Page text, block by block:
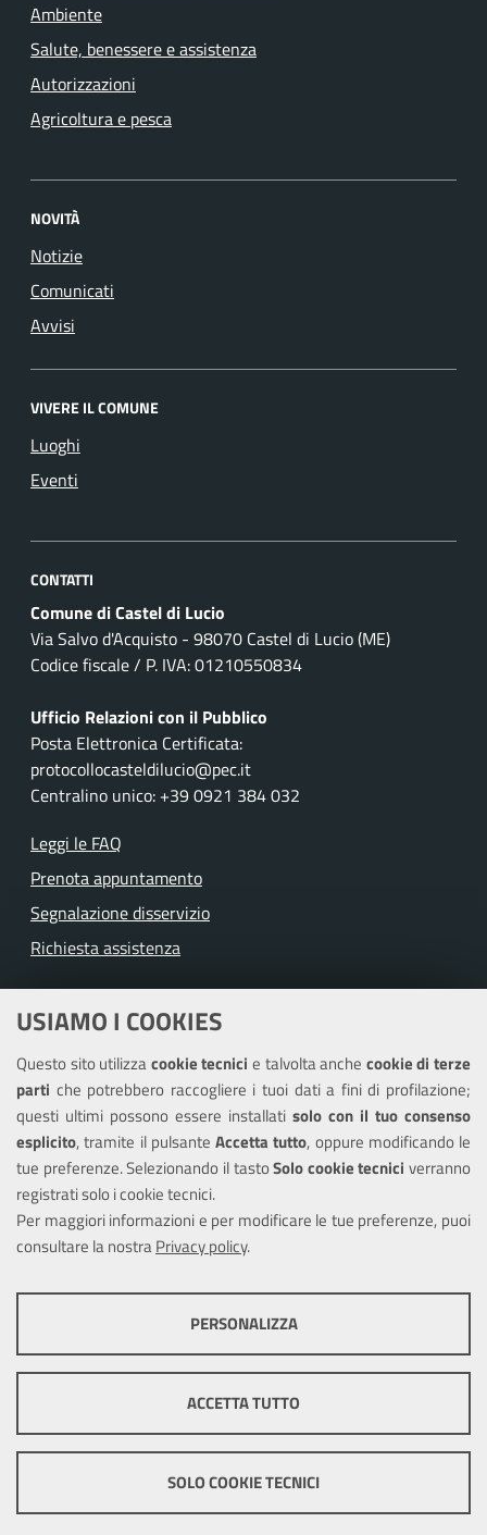
USIAMO I COOKIES
Questo sito utilizzacookie tecnicie talvolta anche cookie di terze
parti che potrebbero raccogliere i tuoi dati a fini di profilazione;
questi ultimi possono essere installati solo con il tuo consenso
esplicito, tramite il pulsante Accetta tutto, oppure modificando le
tue preferenze. Selezionando il tastoSolo cookie tecnici verranno
registrati solo i cookie tecnici.
Per maggiori informazioni e per modificare le tue preferenze, puoi
consultare la nostraPrivacy policy.
COOKIE TECNICI
ottimale per ogni utente. Essi non raccolgono i tuoi dati e le tue
informazioni di navigazione per scopi di marketing e profilazione, e
pertanto possono essere utilizzati senza bisogno di acquisire il tuo
consenso.
Mostra altre informazioni
Cookie tecnici e funzionali
PERSONALIZZA
ACCETTA TUTTO
SOLO COOKIE TECNICI
Ambiente
Salute, benessere e assistenza
Autorizzazioni
Agricoltura e pesca
NOVITÀ
Notizie
Comunicati
Avvisi
VIVERE IL COMUNE
Luoghi
Eventi
CONTATTI
Comune di Castel di Lucio
Via Salvo d'Acquisto - 98070 Castel di Lucio (ME)
Codice fiscale / P. IVA: 01210550834
Ufficio Relazioni con il Pubblico
Posta Elettronica Certificata:
protocollocasteldilucio@pec.it
Centralino unico: +39 0921 384 032
Leggi le FAQ
Prenota appuntamento
Segnalazione disservizio
Richiesta assistenza
Albo pretorio
Informativa privacy
Note legali
Piano di miglioramento del sito
Piano di miglioramento dei servizi
Dichiarazione di accessibilità
Mappa del sito
Cookie